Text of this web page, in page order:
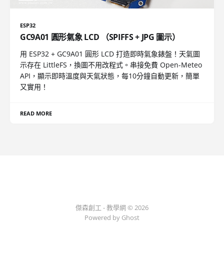
ESP32
GC9A01 圓形氣象 LCD （SPIFFS + JPG 圖示）
用 ESP32 + GC9A01 圓形 LCD 打造即時氣象錶盤！天氣圖
示存在 LittleFS，換圖不用改程式。串接免費 Open-Meteo
API，顯示即時溫度與天氣狀態，每10分鐘自動更新，簡單
又實用！
READ MORE
傑森創工 - 教學網 © 2026
Powered by Ghost